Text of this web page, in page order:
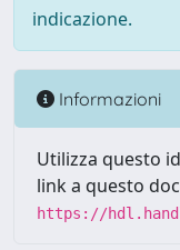
indicazione.
Informazioni
Utilizza questo
link a questo
https://